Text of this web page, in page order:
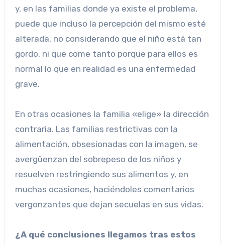
y, en las familias donde ya existe el problema,
puede que incluso la percepción del mismo esté
alterada, no considerando que el niño está tan
gordo, ni que come tanto porque para ellos es
normal lo que en realidad es una enfermedad
grave.
En otras ocasiones la familia «elige» la dirección
contraria. Las familias restrictivas con la
alimentación, obsesionadas con la imagen, se
avergüenzan del sobrepeso de los niños y
resuelven restringiendo sus alimentos y, en
muchas ocasiones, haciéndoles comentarios
vergonzantes que dejan secuelas en sus vidas.
¿A qué conclusiones llegamos tras estos